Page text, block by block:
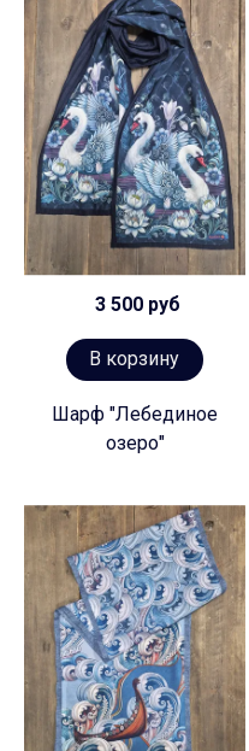
3 500 руб
В корзину
Шарф "Лебединое
озеро"